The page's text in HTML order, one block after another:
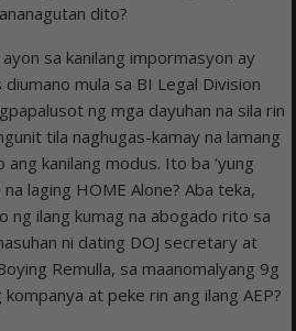
dito?
sa kanilang impormasyon ay
mula sa BI Legal Division
ng mga dayuhan na sila rin
tila naghugas-kamay na lamang
kanilang modus. Ito ba ‘yung
laging HOME Alone? Aba teka,
ng ilang kumag na abogado rito sa
ni dating DOJ secretary at
Remulla, sa maanomalyang 9g
at peke rin ang ilang AEP?